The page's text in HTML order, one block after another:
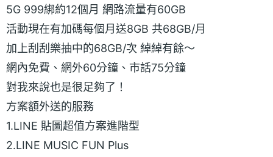
5G 999綁約12個月 網路流量有60GB
活動現在有加碼每個月送8GB 共68GB/月
加上刮刮樂抽中的68GB/次 綽綽有餘～
網內免費、網外60分鐘、市話75分鐘
對我來說也是很足夠了！
方案額外送的服務
1.LINE 貼圖超值方案進階型
2.LINE MUSIC FUN Plus